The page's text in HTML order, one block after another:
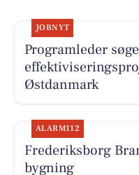
JOBNYT
Programleder
Østdanmark
ALARM112
Frederiksborg
bygning